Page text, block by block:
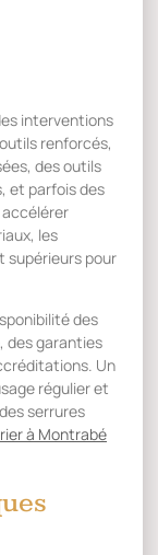
interventions
renforcés,
des outils
et parfois des
les
supérieurs pour
des
des garanties
Un
régulier et
serrures
à Montrabé